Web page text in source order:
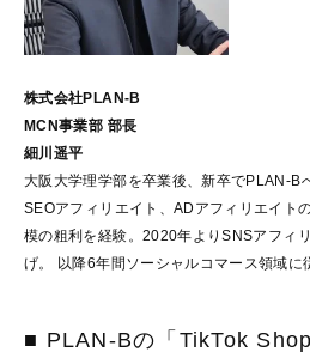
株式会社PLAN-B
MCN事業部 部長
細川遥平
大阪大学理学部を卒業後、新卒でPLAN-B
SEOアフィリエイト、ADアフィリエイト
模の粗利を経験。2020年よりSNSアフィ
げ。 以降6年間ソーシャルコマース領域に
■ PLAN-Bの「TikTok